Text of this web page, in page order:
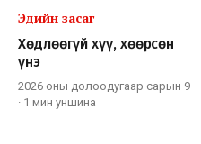
Эдийн засаг
Хөдлөөгүй хүү, хөөрсөн
үнэ
2026 оны долоодугаар сарын 9
· 1 мин уншина